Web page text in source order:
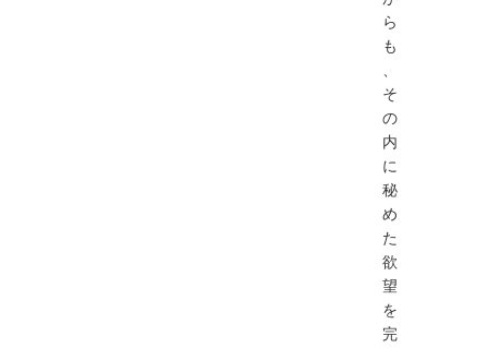
ら
も
、
そ
の
内
に
秘
め
た
欲
望
を
完